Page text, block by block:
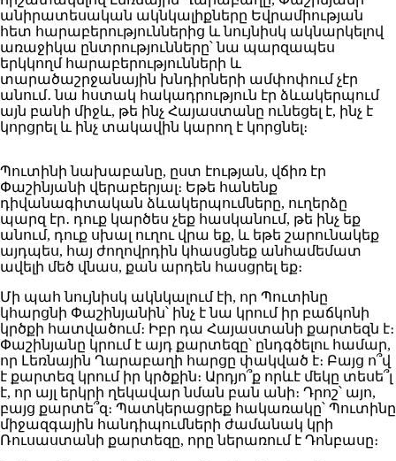
անիրատեսական ակնկալիքները Եվրամիության
հետ հարաբերություններից և նույնիսկ ակնարկելով
առաջիկա ընտրությունները՝ նա պարզապես
երկկողմ հարաբերությունների և
տարածաշրջանային խնդիրների ամփոփում չէր
անում․ նա հստակ հակադրություն էր ձևակերպում
այն բանի միջև, թե ինչ Հայաստանը ունեցել է, ինչ է
կորցրել և ինչ տակավին կարող է կորցնել։
Պուտինի նախաբանը, ըստ էության, վճիռ էր
Փաշինյանի վերաբերյալ։ Եթե հանենք
դիվանագիտական ձևակերպումները, ուղերձը
պարզ էր․ դուք կարծես չեք հասկանում, թե ինչ եք
անում, դուք սխալ ուղու վրա եք, և եթե շարունակեք
այդպես, հայ ժողովրդին կհասցնեք անհամեմատ
ավելի մեծ վնաս, քան արդեն հասցրել եք։
Մի պահ նույնիսկ ակնկալում էի, որ Պուտինը
կհարցնի Փաշինյանին՝ ինչ է նա կրում իր բաճկոնի
կրծքի հատվածում։ Իբր դա Հայաստանի քարտեզն է։
Փաշինյանը կրում է այդ քարտեզը՝ ընդգծելու համար,
որ Լեռնային Ղարաբաղի հարցը փակված է։ Բայց ո՞վ
է քարտեզ կրում իր կրծքին։ Արդյո՞ք որևէ մեկը տեսե՞լ
է, որ այլ երկրի ղեկավար նման բան անի։ Դրոշ՝ այո,
բայց քարտե՞զ։ Պատկերացրեք հակառակը՝ Պուտինը
միջազգային հանդիպումների ժամանակ կրի
Ռուսաստանի քարտեզը, որը ներառում է Դոնբասը։